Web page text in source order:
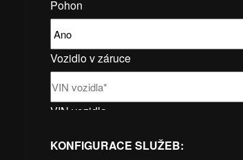
Pohon
Vozidlo v záruce
VIN vozidla
KONFIGURACE SLUŽEB: